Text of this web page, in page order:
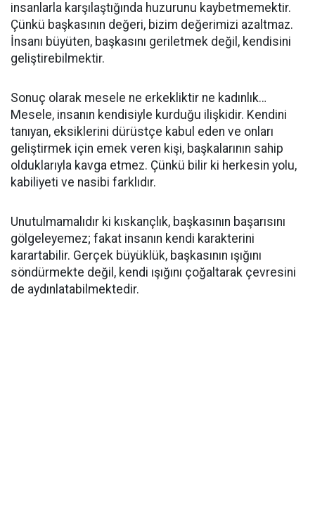
insanlarla karşılaştığında huzurunu kaybetmemektir.
Çünkü başkasının değeri, bizim değerimizi azaltmaz.
İnsanı büyüten, başkasını geriletmek değil, kendisini
geliştirebilmektir.
Sonuç olarak mesele ne erkekliktir ne kadınlık…
Mesele, insanın kendisiyle kurduğu ilişkidir. Kendini
tanıyan, eksiklerini dürüstçe kabul eden ve onları
geliştirmek için emek veren kişi, başkalarının sahip
olduklarıyla kavga etmez. Çünkü bilir ki herkesin yolu,
kabiliyeti ve nasibi farklıdır.
Unutulmamalıdır ki kıskançlık, başkasının başarısını
gölgeleyemez; fakat insanın kendi karakterini
karartabilir. Gerçek büyüklük, başkasının ışığını
söndürmekte değil, kendi ışığını çoğaltarak çevresini
de aydınlatabilmektedir.